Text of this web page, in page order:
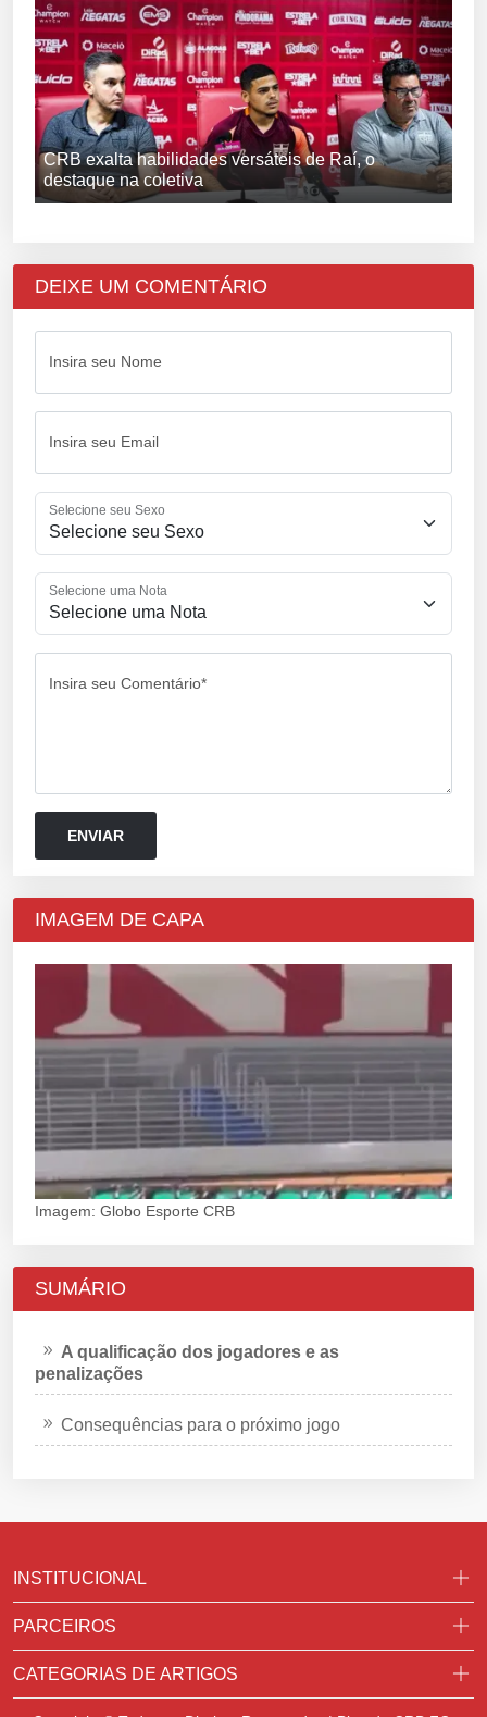
CRB exalta habilidades versáteis de Raí, o
destaque na coletiva
DEIXE UM COMENTÁRIO
Insira seu Nome
Insira seu Email
Selecione seu Sexo
Selecione uma Nota
Insira seu Comentário*
IMAGEM DE CAPA
Imagem: Globo Esporte CRB
SUMÁRIO
A qualificação dos jogadores e as
penalizações
Consequências para o próximo jogo
INSTITUCIONAL
PARCEIROS
CATEGORIAS DE ARTIGOS